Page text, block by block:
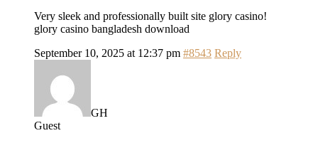
Very sleek and professionally built site glory casino!
glory casino bangladesh download
September 10, 2025 at 12:37 pm #8543 Reply
GH
Guest